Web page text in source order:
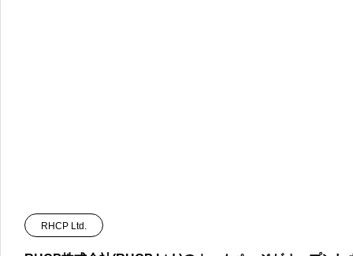
映像編集・楽曲制作・作家仲介
RHCP Ltd.